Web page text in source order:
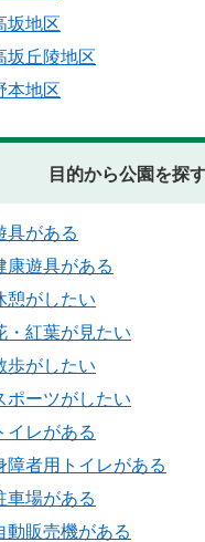
坂地区
坂丘陵地区
本地区
目的から公園を探
具がある
康遊具がある
憩がしたい
・紅葉が見たい
歩がしたい
ポーツがしたい
イレがある
障者用トイレがある
車場がある
動販売機がある